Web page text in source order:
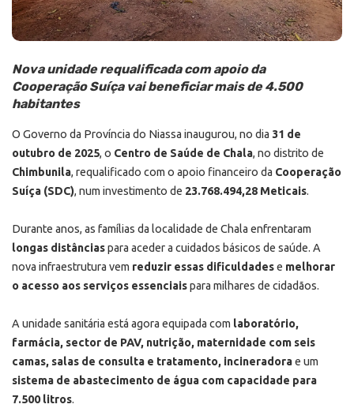
Nova unidade requalificada com apoio da
Cooperação Suíça vai beneficiar mais de 4.500
habitantes
O Governo da Província do Niassa inaugurou, no dia 31 de
outubro de 2025, o Centro de Saúde de Chala, no distrito de
Chimbunila, requalificado com o apoio financeiro da Cooperação
Suíça (SDC), num investimento de 23.768.494,28 Meticais.
Durante anos, as famílias da localidade de Chala enfrentaram
longas distânciaspara aceder a cuidados básicos de saúde. A
nova infraestrutura vem reduzir essas dificuldadese melhorar
o acesso aos serviços essenciaispara milhares de cidadãos.
A unidade sanitária está agora equipada com laboratório,
farmácia, sector de PAV, nutrição, maternidade com seis
camas, salas de consulta e tratamento, incineradorae um
sistema de abastecimento de água com capacidade para
7.500 litros.